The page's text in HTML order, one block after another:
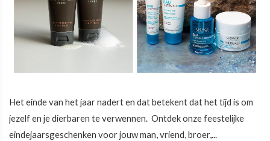
Het einde van het jaar nadert en dat betekent dat het tijd is om
jezelf en je dierbaren te verwennen. Ontdek onze feestelijke
eindejaarsgeschenken voor jouw man, vriend, broer,...